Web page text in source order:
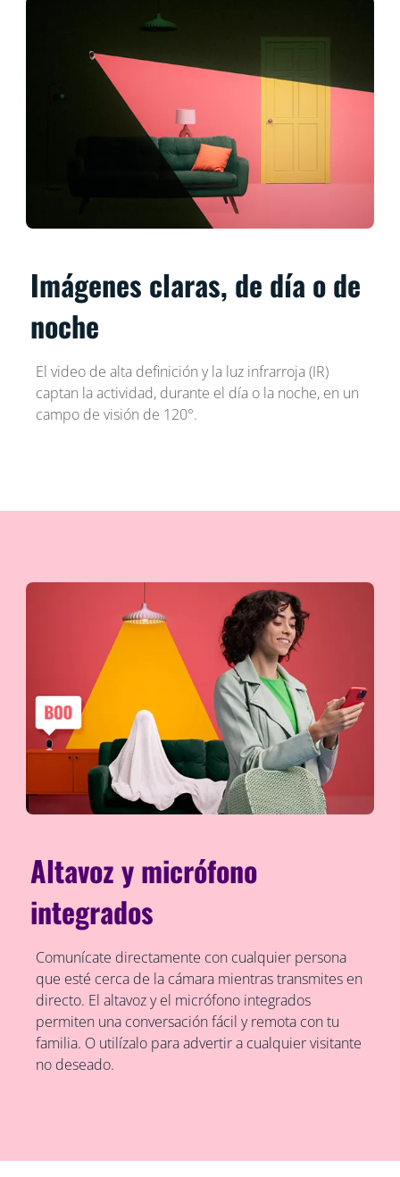
Imágenes claras, de día o de
noche
El video de alta definición y la luz infrarroja (IR)
captan la actividad, durante el día o la noche, en un
campo de visión de 120°.
Altavoz y micrófono
integrados
Comunícate directamente con cualquier persona
que esté cerca de la cámara mientras transmites en
directo. El altavoz y el micrófono integrados
permiten una conversación fácil y remota con tu
familia. O utilízalo para advertir a cualquier visitante
no deseado.